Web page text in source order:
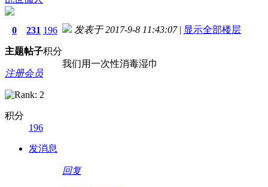
0
主题
231
帖子
196
积分
注册会员
积分
196
发消息
发表于 2017-9-8 11:43:07 | 显示全部楼层
我们用一次性消毒湿巾
回复